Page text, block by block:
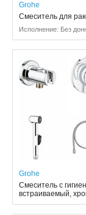
Grohe
Смеситель для
Исполнение: Без
Grohe
Смеситель с
встраиваемый,